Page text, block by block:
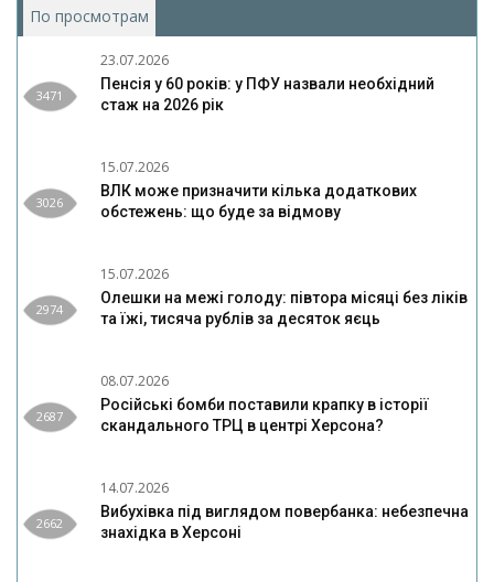
По просмотрам
3471
23.07.2026
Пенсія у 60 років: у ПФУ назвали необхідний
стаж на 2026 рік
3026
15.07.2026
ВЛК може призначити кілька додаткових
обстежень: що буде за відмову
2974
15.07.2026
Олешки на межі голоду: півтора місяці без ліків
та їжі, тисяча рублів за десяток яєць
2687
08.07.2026
Російські бомби поставили крапку в історії
скандального ТРЦ в центрі Херсона?
2662
14.07.2026
Вибухівка під виглядом повербанка: небезпечна
знахідка в Херсоні